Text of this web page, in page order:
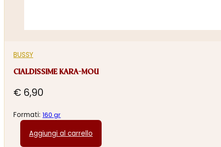
BUSSY
CIALDISSIME KARA-MOU
€ 6,90
Formati:160 gr
Aggiungi al carrello